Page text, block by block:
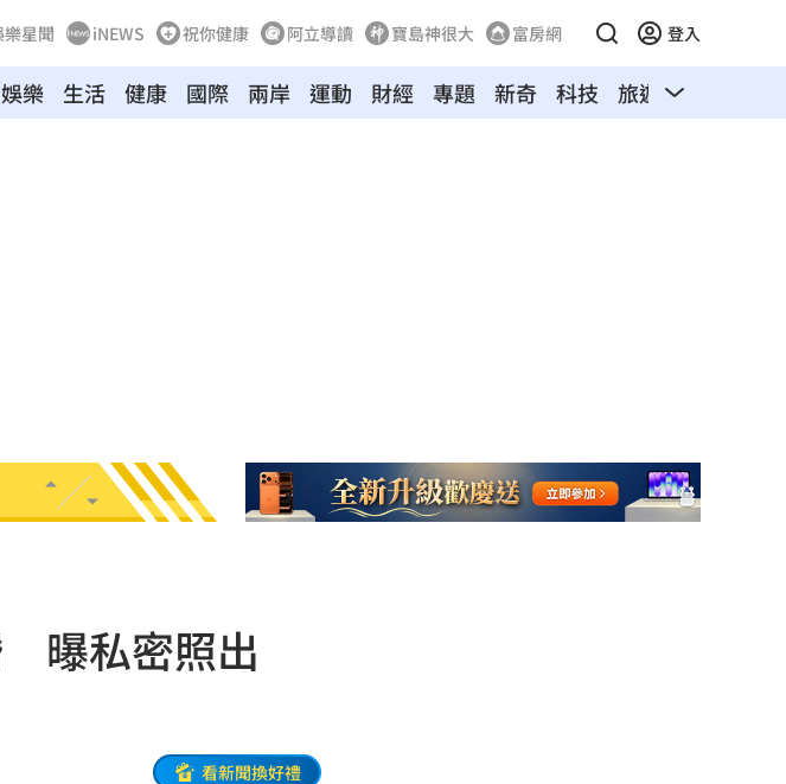
樂星聞 iNEWS 祝你健康 阿立導讀 寶島神很大 富房網 登入
娛樂 生活 健康 國際 兩岸 運動 財經 專題 新奇 科技 旅遊 汽車
曝私密照出
看新聞換好禮